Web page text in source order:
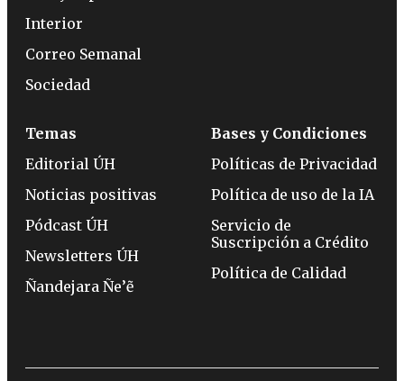
Interior
Correo Semanal
Sociedad
Temas
Editorial ÚH
Noticias positivas
Pódcast ÚH
Newsletters ÚH
Ñandejara Ñe’ẽ
Bases y Condiciones
Políticas de Privacidad
Política de uso de la IA
Servicio de
Suscripción a Crédito
Política de Calidad